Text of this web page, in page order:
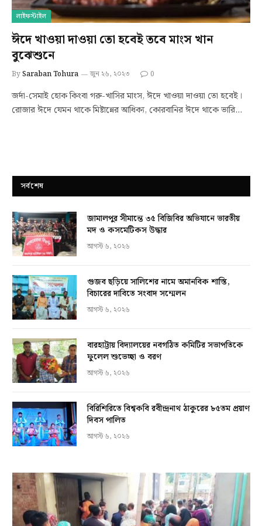
লাইফস্টাইল
ঈদে খাওয়া দাওয়া তো হবেই তবে মাংস খান
বুঝেশুনে
BySaraban Tohura জুন ২৬, ২০২৩ 0
জর্দা-সেমাই হোক কিংবা গরু-খাসির মাংস, ঈদে খাওয়া দাওয়া তো হবেই।
রোজার ঈদে যেমন থাকে মিষ্টান্নের আধিক্য, কোরবানির ঈদে থাকে ভারি…
সর্বশেষ
জামালপুর সীমান্তে ৩৫ বিজিবির অভিযানে ভারতীয়
মদ ও কসমেটিকস উদ্ধার
আগস্ট ৬, ২০২৬
গুজব ছড়িয়ে সালিশের নামে অমানবিক শাস্তি,
বিচারের দাবিতে সংবাদ সম্মেলন
আগস্ট ৬, ২০২৬
বারহাট্টায় বিদ্যালয়ের নবগঠিত কমিটির সভাপতিকে
ফুলেল শুভেচ্ছা ও বরণ
আগস্ট ৬, ২০২৬
বিরিশিরিতে বিশ্বকবি রবীন্দ্রনাথ ঠাকুরের ৮৫তম প্রয়াণ
দিবস পালিত
আগস্ট ৬, ২০২৬